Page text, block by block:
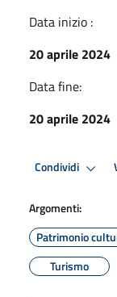
Data inizio :
20 aprile 2024
Data fine:
20 aprile 2024
Condividi
Argomenti:
Patrimonio
Turismo